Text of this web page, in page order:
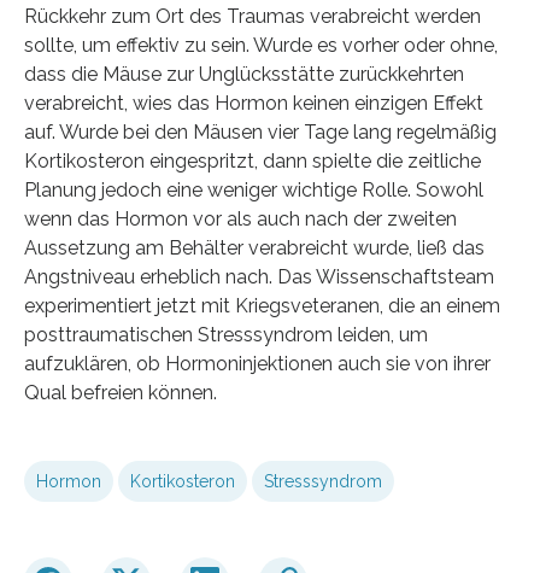
Rückkehr zum Ort des Traumas verabreicht werden
sollte, um effektiv zu sein. Wurde es vorher oder ohne,
dass die Mäuse zur Unglücksstätte zurückkehrten
verabreicht, wies das Hormon keinen einzigen Effekt
auf. Wurde bei den Mäusen vier Tage lang regelmäßig
Kortikosteron eingespritzt, dann spielte die zeitliche
Planung jedoch eine weniger wichtige Rolle. Sowohl
wenn das Hormon vor als auch nach der zweiten
Aussetzung am Behälter verabreicht wurde, ließ das
Angstniveau erheblich nach. Das Wissenschaftsteam
experimentiert jetzt mit Kriegsveteranen, die an einem
posttraumatischen Stresssyndrom leiden, um
aufzuklären, ob Hormoninjektionen auch sie von ihrer
Qual befreien können.
Hormon Kortikosteron Stresssyndrom